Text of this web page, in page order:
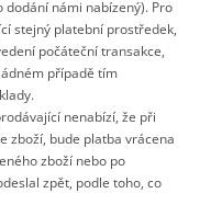
námi nabízený). Pro
stejný platební prostředek,
počáteční transakce,
případě tím
nenabízí, že při
zboží, bude platba vrácena
zboží nebo po
zpět, podle toho, co